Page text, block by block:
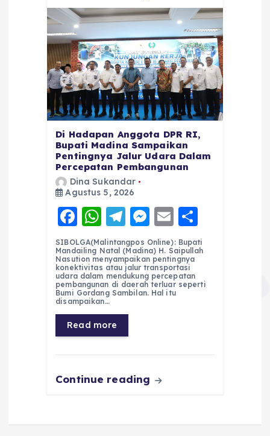
Di Hadapan Anggota DPR RI,
Bupati Madina Sampaikan
Pentingnya Jalur Udara Dalam
Percepatan Pembangunan
Dina Sukandar
Agustus 5, 2026
F
a
c
e
b
o
o
k
W
h
a
ts
A
p
p
T
el
e
g
r
a
m
M
e
ss
e
n
E
m
ai
l
h
a
re
SIBOLGA(Malintangpos Online): Bupati
Mandailing Natal (Madina) H. Saipullah
Nasution menyampaikan pentingnya
konektivitas atau jalur transportasi
udara dalam mendukung percepatan
pembangunan di daerah terluar seperti
Bumi Gordang Sambilan. Hal itu
disampaikan…
Read more
Continue reading